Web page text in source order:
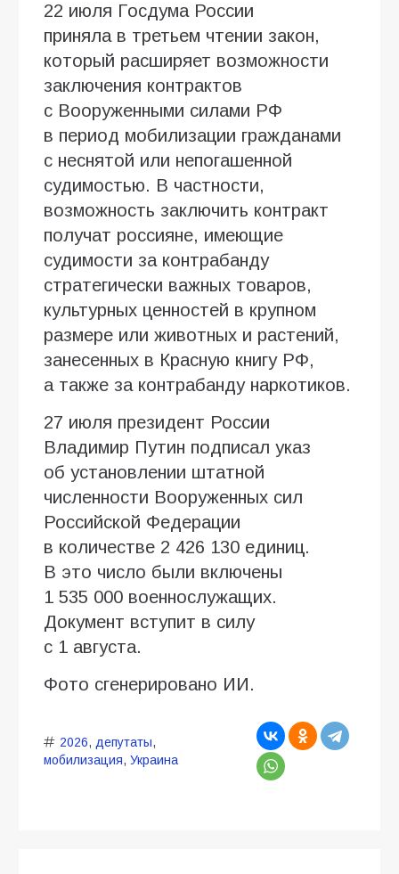
22 июля Госдума России
приняла в третьем чтении закон,
который расширяет возможности
заключения контрактов
с Вооруженными силами РФ
в период мобилизации гражданами
с неснятой или непогашенной
судимостью. В частности,
возможность заключить контракт
получат россияне, имеющие
судимости за контрабанду
стратегически важных товаров,
культурных ценностей в крупном
размере или животных и растений,
занесенных в Красную книгу РФ,
а также за контрабанду наркотиков.
27 июля президент России
Владимир Путин подписал указ
об установлении штатной
численности Вооруженных сил
Российской Федерации
в количестве 2 426 130 единиц.
В это число были включены
1 535 000 военнослужащих.
Документ вступит в силу
с 1 августа.
Фото сгенерировано ИИ.
2026, депутаты,
мобилизация, Украина